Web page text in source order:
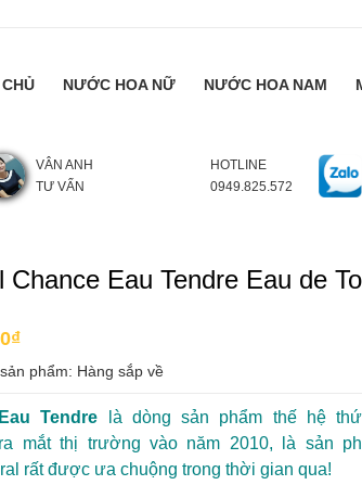
NƯỚC HOA NỮ NƯỚC HOA NAM
VÂN ANH
TƯ VẤN
HOTLINE
0949.825.572
Chance Eau Tendre Eau de
phẩm: Hàng sắp về
Tendre
là dòng sản phẩm thế hệ
mắt thị trường vào năm 2010, là sản
rất được ưa chuộng trong thời gian qua!